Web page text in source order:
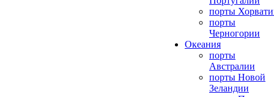
порты
порты
Черногории
Океания
порты
Австралии
порты Новой
Зеландии